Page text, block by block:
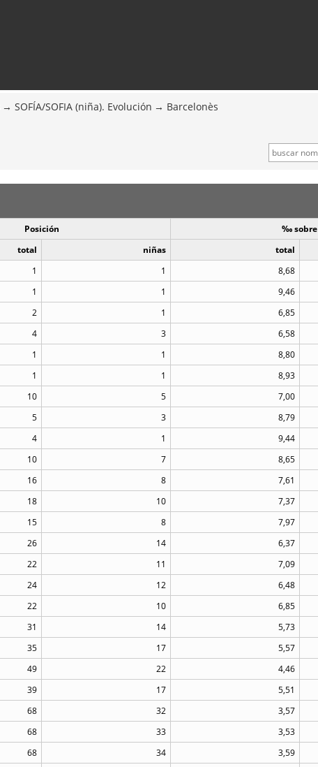
SOFÍA/SOFIA (niña). Evolución Barcelonès
Posición
‰ sobre
total niñas total
1 1 8,68
1 1 9,46
2 1 6,85
4 3 6,58
1 1 8,80
1 1 8,93
10 5 7,00
5 3 8,79
4 1 9,44
10 7 8,65
16 8 7,61
18 10 7,37
15 8 7,97
26 14 6,37
22 11 7,09
24 12 6,48
22 10 6,85
31 14 5,73
35 17 5,57
49 22 4,46
39 17 5,51
68 32 3,57
68 33 3,53
68 34 3,59